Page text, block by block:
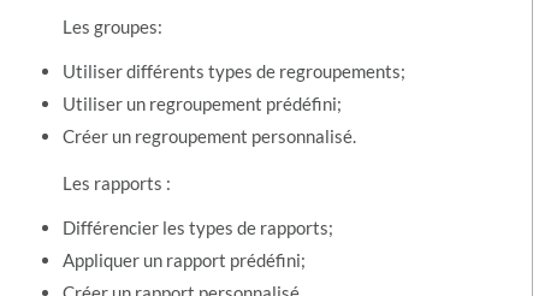
Les groupes:
Utiliser différents types de regroupements;
Utiliser un regroupement prédéfini;
Créer un regroupement personnalisé.
Les rapports :
Différencier les types de rapports;
Appliquer un rapport prédéfini;